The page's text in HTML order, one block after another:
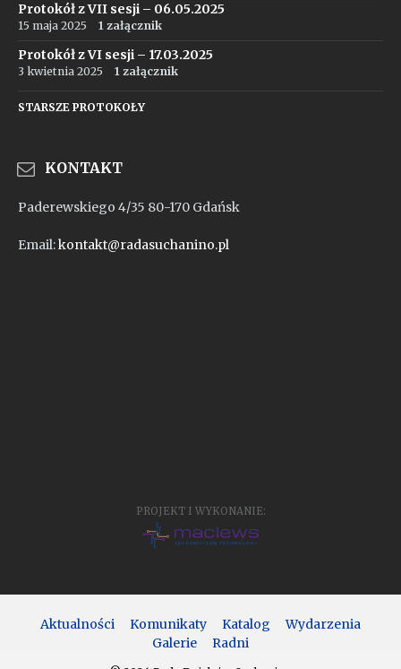
Protokół z VII sesji – 06.05.2025
15 maja 2025 1 załącznik
Protokół z VI sesji – 17.03.2025
3 kwietnia 2025 1 załącznik
STARSZE PROTOKOŁY
KONTAKT
Paderewskiego 4/35 80-170 Gdańsk
Email:kontakt@radasuchanino.pl
PROJEKT I WYKONANIE:
Aktualności Komunikaty Katalog
Wydarzenia
Galerie
Radni